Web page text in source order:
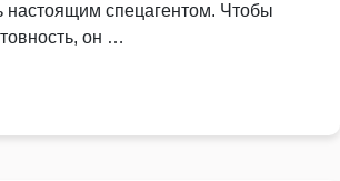
настоящим спецагентом. Чтобы
он …